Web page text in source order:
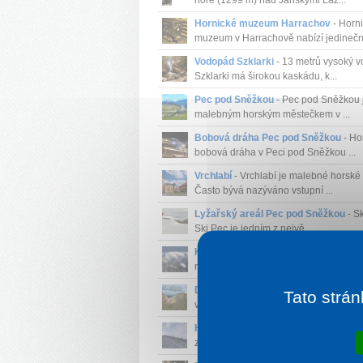
Hornické muzeum Harrachov -
muzeum v Harrachově nabízí
Vodopád Szklarki - 13 metrů vysoký
Szklarki má širokou kaskádu, k...
Pec pod Sněžkou - Pec pod Sněžkou
malebným horským městečkem v ...
Bobová dráha Pec pod Sněžkou -
bobová dráha v Peci pod Sněžkou ...
Vrchlabí - Vrchlabí je malebné horské
Často bývá nazýváno vstupní ...
Lyžařský areál Pec pod Sněžkou -
Ski Pec je jedním z nejvě...
Kotelní jámy
rezervace na jižních sva...
Důl Stanisław
- Důl se nachází v
výšce 1 050 m n. m. a je skv...
Harrachov
- Známé centrum turistiky
zimních sportů s množstvím turistick...
Tato